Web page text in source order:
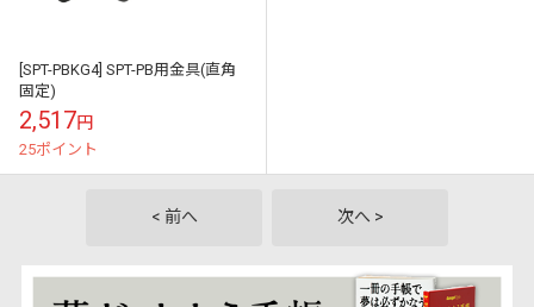
[SPT-PBKG4] SPT-PB用金具(直角
固定)
2,517円
25ポイント
< 前へ 次へ >